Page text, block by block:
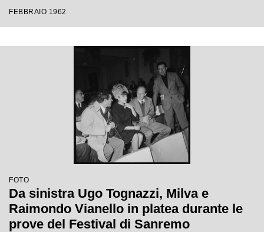
FEBBRAIO 1962
FOTO
Da sinistra Ugo Tognazzi, Milva e
Raimondo Vianello in platea durante le
prove del Festival di Sanremo